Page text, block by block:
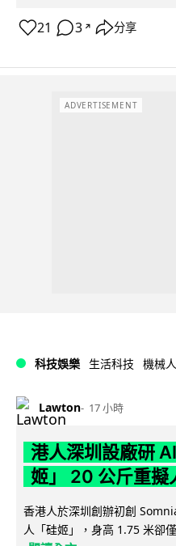
21 3 ↗ 分享
ADVERTISEMENT
科技娛樂 生活科技 機械人
Lawton 17 小時
港人深圳設廠研
姬」 20 公斤重擬
香港人於深圳創辦初創
人「硅姬」，身高 1.75 米卻